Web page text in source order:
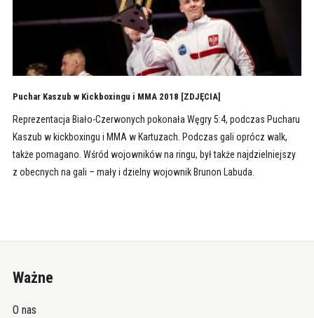
Puchar Kaszub w Kickboxingu i MMA 2018 [ZDJĘCIA]
Reprezentacja Biało-Czerwonych pokonała Węgry 5:4, podczas Pucharu
Kaszub w kickboxingu i MMA w Kartuzach. Podczas gali oprócz walk,
także pomagano. Wśród wojowników na ringu, był także najdzielniejszy
z obecnych na gali – mały i dzielny wojownik Brunon Labuda.
Ważne
O nas